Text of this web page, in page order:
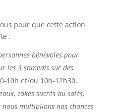
pour que cette action
:
bénévoles pour
les 3 samedis sur des
10h et/ou 10h-12h30.
cakes sucrés ou salés,
multiplions nos chances